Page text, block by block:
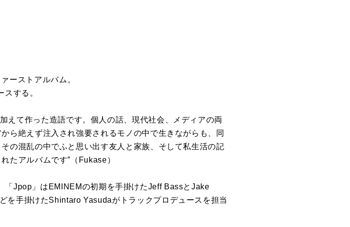
ーストアルバム。
する。
えて作った造語です。個人の話、現代社会、メディアの両
ら絶えず注入され強要されるモノの中で生きながらも、同
の混乱の中でふと思い出す友人と家族、そして私生活の記
たアルバムです”（Fukase）
Jpop」はEMINEMの初期を手掛けたJeff BassとJake
手掛けたShintaro Yasudaがトラックプロデュースを担当